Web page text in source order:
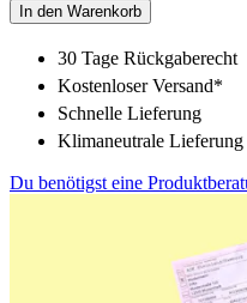
In den Warenkorb
30 Tage Rückgaberecht
Kostenloser Versand*
Schnelle Lieferung
Klimaneutrale Lieferung
Du benötigst eine